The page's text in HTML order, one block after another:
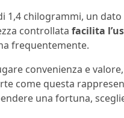
1,4 chilogrammi, un
controllata facilita
frequentemente.
convenienza e
come questa
una fortuna,